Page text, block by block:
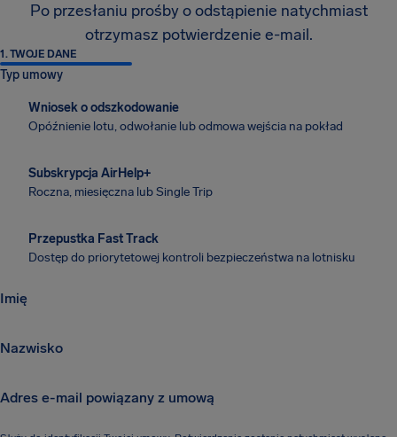
Po przesłaniu prośby o odstąpienie natychmiast
otrzymasz potwierdzenie e-mail.
1. TWOJE DANE
Typ umowy
Wniosek o odszkodowanie
Opóźnienie lotu, odwołanie lub odmowa wejścia na pokład
Subskrypcja AirHelp+
Roczna, miesięczna lub Single Trip
Przepustka Fast Track
Dostęp do priorytetowej kontroli bezpieczeństwa na lotnisku
Imię
Nazwisko
Adres e-mail powiązany z umową